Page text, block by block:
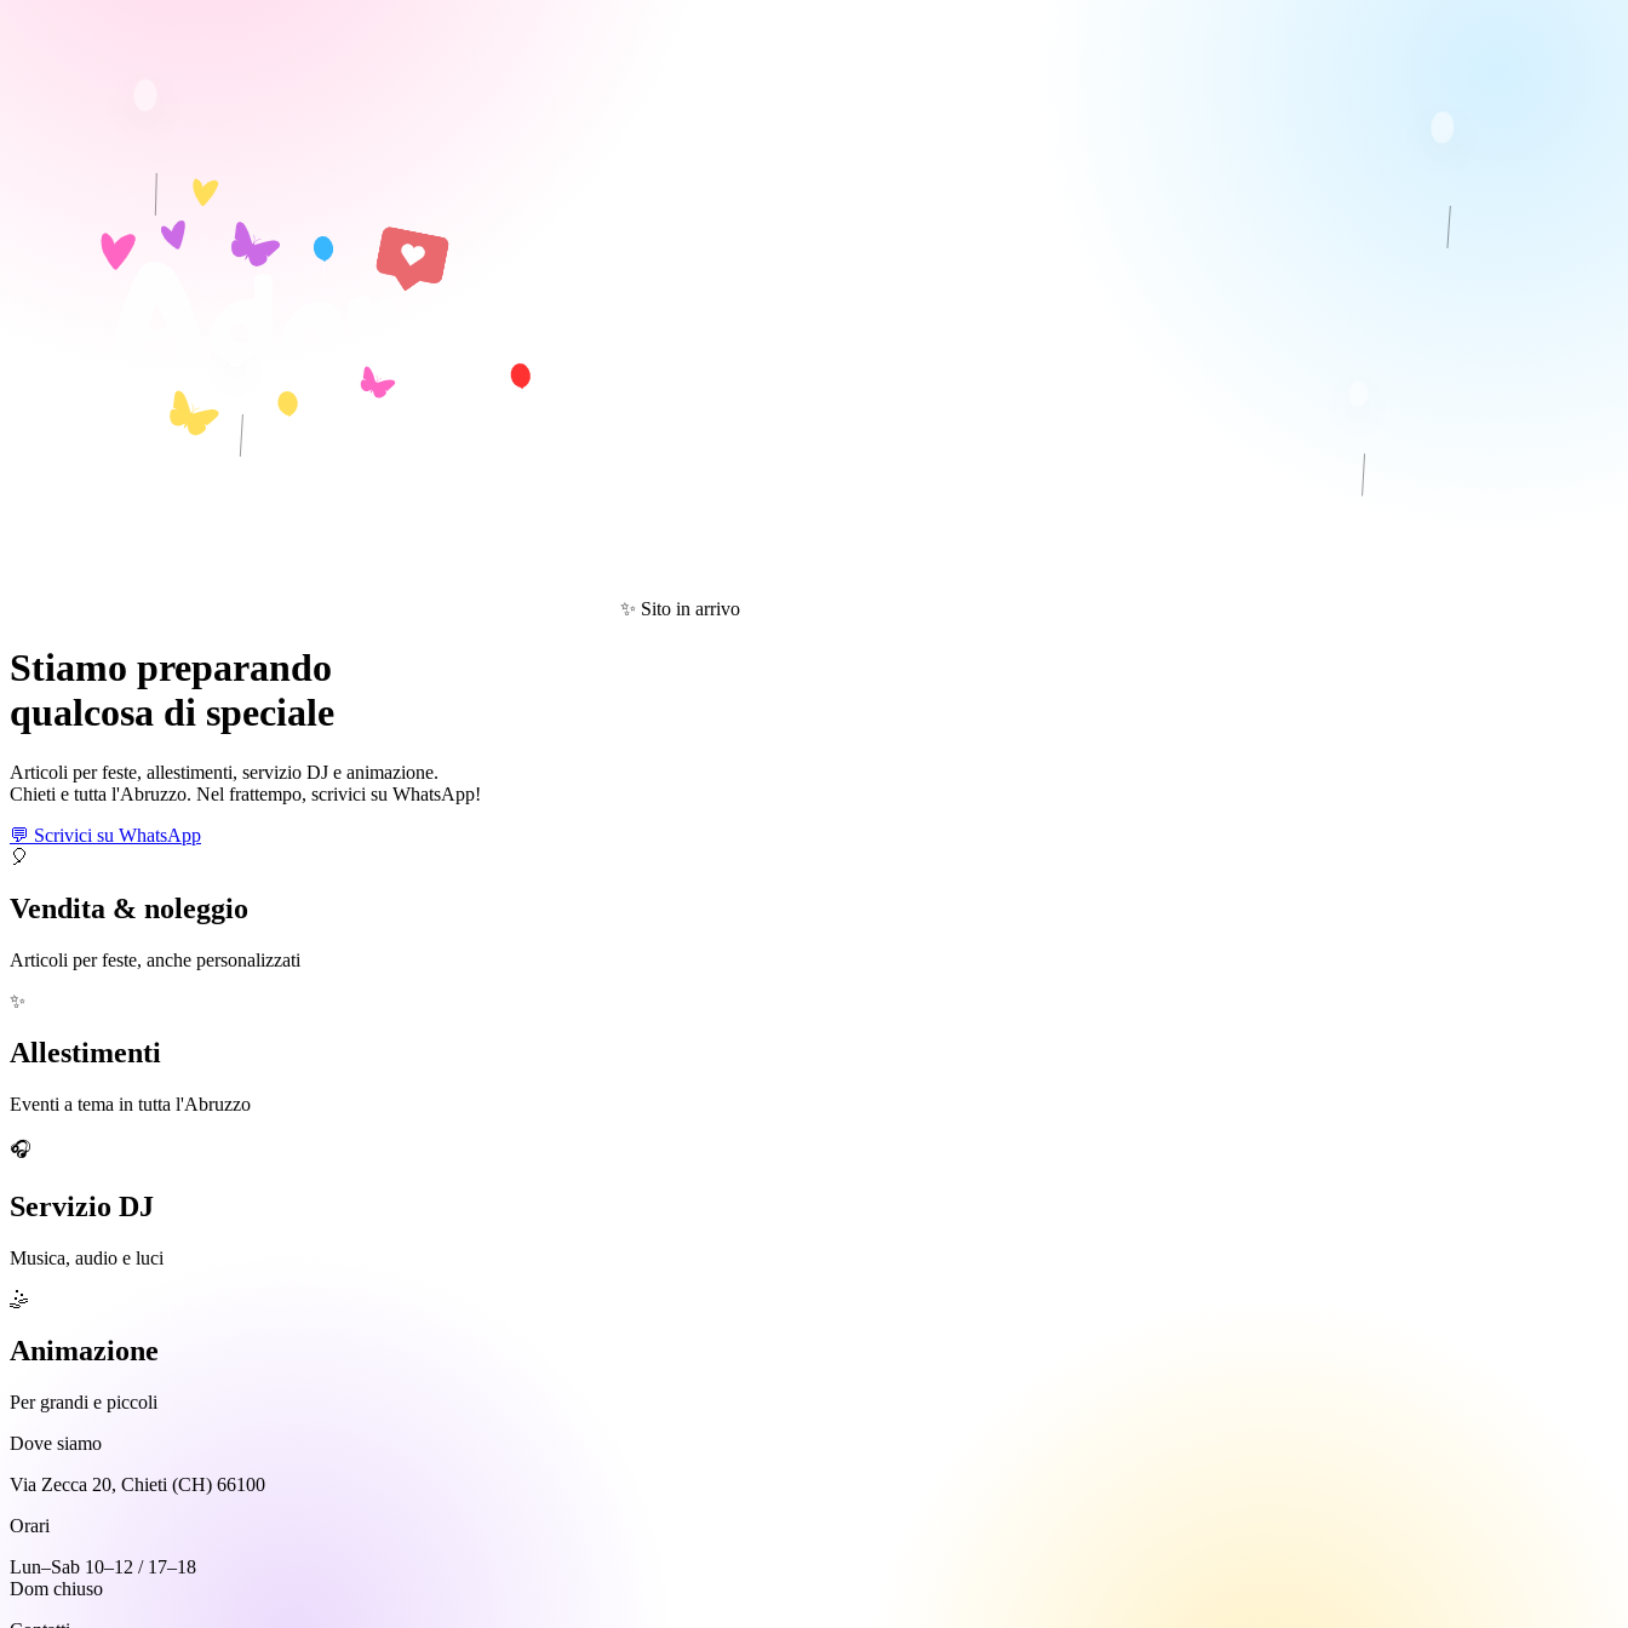
✨ Sito in arrivo
Stiamo preparando
qualcosa di speciale
Articoli per feste, allestimenti, servizio DJ e animazione.
Chieti e tutta l'Abruzzo. Nel frattempo, scrivici su WhatsApp!
💬 Scrivici su WhatsApp
🎈
Vendita & noleggio
Articoli per feste, anche personalizzati
✨
Allestimenti
Eventi a tema in tutta l'Abruzzo
🎧
Servizio DJ
Musica, audio e luci
🤹
Animazione
Per grandi e piccoli
Dove siamo
Via Zecca 20, Chieti (CH) 66100
Orari
Lun–Sab 10–12 / 17–18
Dom chiuso